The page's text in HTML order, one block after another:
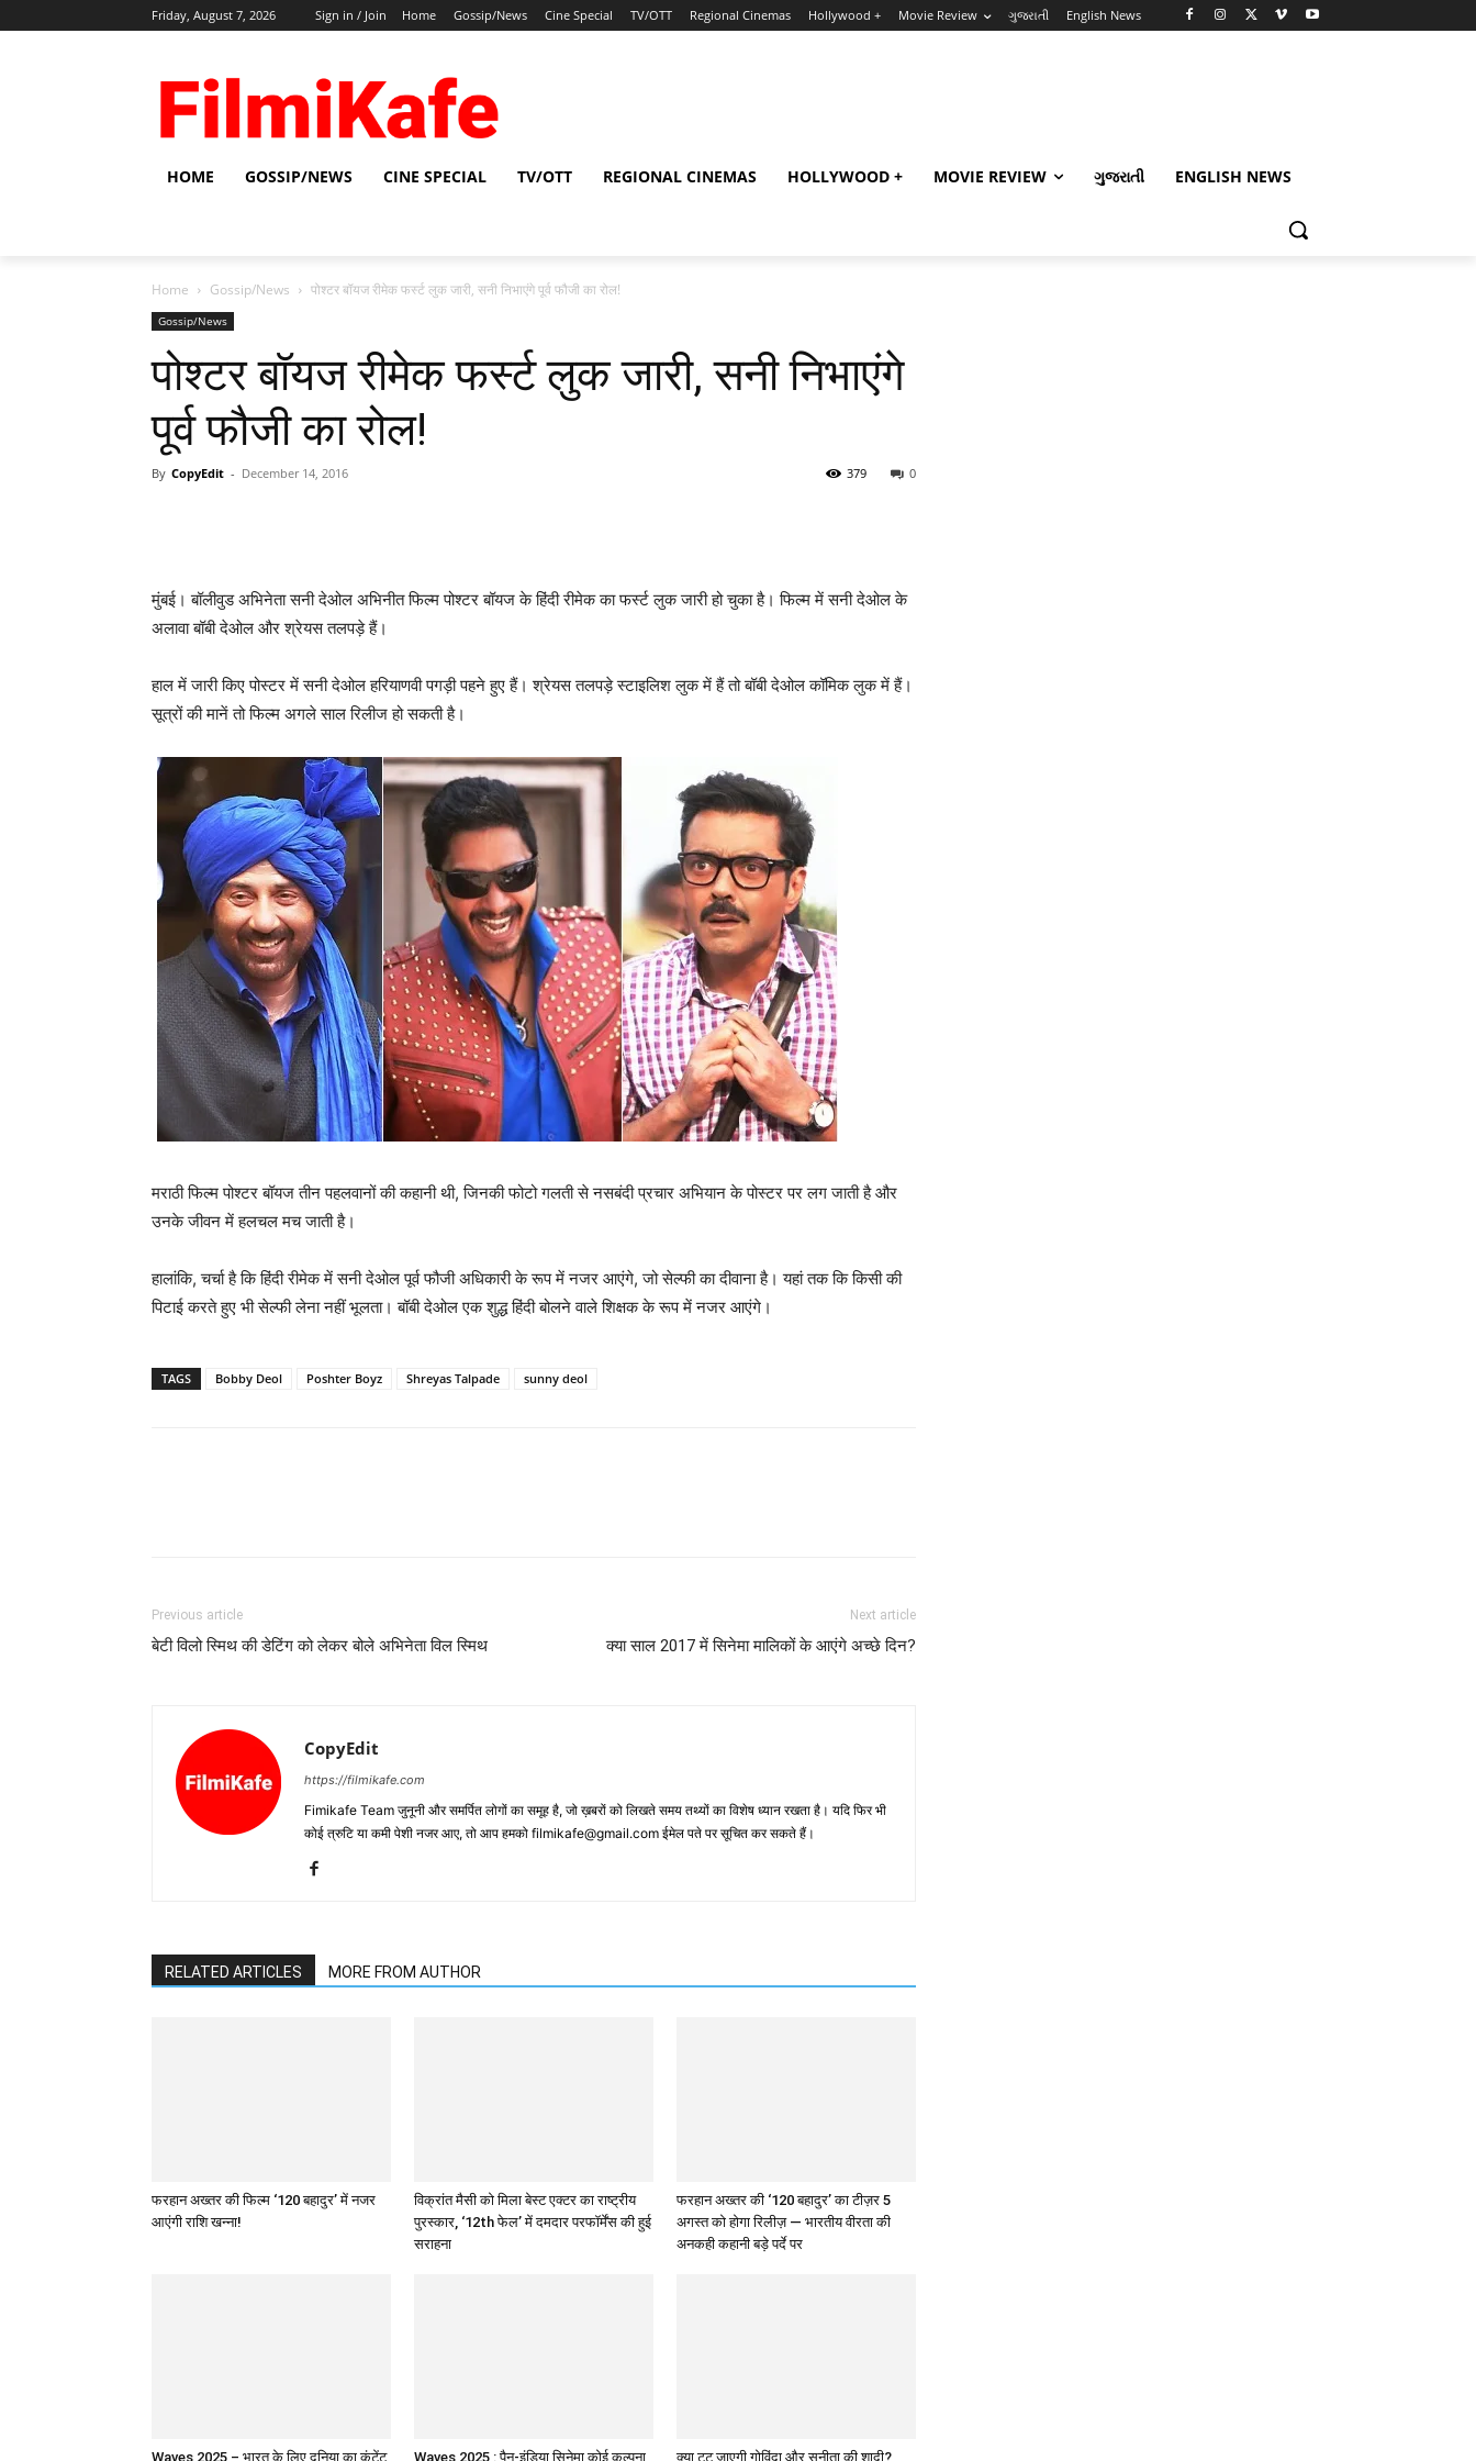
Friday, August 7, 2026 Sign in / Join Home Gossip/News Cine Special TV/OTT Regional Cinemas Hollywood + Movie Review ગુજરાતી English News
HOME GOSSIP/NEWS CINE SPECIAL TV/OTT REGIONAL CINEMAS HOLLYWOOD + MOVIE REVIEW ગુજરાતી ENGLISH NEWS
Home Gossip/News पोश्‍टर बॉयज रीमेक फर्स्‍ट लुक जारी, सनी निभाएंगे पूर्व फौजी का रोल!
Gossip/News
पोश्‍टर बॉयज रीमेक फर्स्‍ट लुक जारी, सनी निभाएंगे
पूर्व फौजी का रोल!
By CopyEdit - December 14, 2016 0
379
मुंबई। बॉलीवुड अभिनेता सनी देओल अभिनीत फिल्‍म पोश्‍टर बॉयज के हिंदी रीमेक का फर्स्‍ट लुक जारी हो चुका है। फिल्‍म में सनी देओल के
अलावा बॉबी देओल और श्रेयस तलपड़े हैं।
हाल में जारी किए पोस्‍टर में सनी देओल हरियाणवी पगड़ी पहने हुए हैं। श्रेयस तलपड़े स्‍टाइलिश लुक में हैं तो बॉबी देओल कॉमिक लुक में हैं।
सूत्रों की मानें तो फिल्‍म अगले साल रिलीज हो सकती है।
मराठी फिल्‍म पोश्‍टर बॉयज तीन पहलवानों की कहानी थी, जिनकी फोटो गलती से नसबंदी प्रचार अभियान के पोस्‍टर पर लग जाती है और
उनके जीवन में हलचल मच जाती है।
हालांकि, चर्चा है कि हिंदी रीमेक में सनी देओल पूर्व फौजी अधिकारी के रूप में नजर आएंगे, जो सेल्‍फी का दीवाना है। यहां तक कि किसी की
पिटाई करते हुए भी सेल्‍फी लेना नहीं भूलता। बॉबी देओल एक शुद्ध हिंदी बोलने वाले शिक्षक के रूप में नजर आएंगे।
TAGS Bobby Deol Poshter Boyz Shreyas Talpade sunny deol
Previous article
बेटी विलो स्‍मिथ की डेटिंग को लेकर बोले अभिनेता विल स्‍मिथ
Next article
क्‍या साल 2017 में सिनेमा मालिकों के आएंगे अच्‍छे दिन?
CopyEdit
https://filmikafe.com
Fimikafe Team जुनूनी और समर्पित लोगों का समूह है, जो ख़बरों को लिखते समय तथ्‍यों का विशेष ध्‍यान रखता है। यदि फिर भी
कोई त्रुटि या कमी पेशी नजर आए, तो आप हमको filmikafe@gmail.com ईमेल पते पर सूचित कर सकते हैं।
RELATED ARTICLES MORE FROM AUTHOR
फरहान अख्तर की फिल्म ‘120 बहादुर’ में नजर
आएंगी राशि खन्ना!
विक्रांत मैसी को मिला बेस्ट एक्टर का राष्ट्रीय
पुरस्कार, ‘12th फेल’ में दमदार परफॉर्मेंस की हुई
सराहना
फरहान अख्तर की ‘120 बहादुर’ का टीज़र 5
अगस्त को होगा रिलीज़ — भारतीय वीरता की
अनकही कहानी बड़े पर्दे पर
Waves 2025 – भारत के लिए दुनिया का कंटेंट Waves 2025 : पैन-इंडिया सिनेमा कोई कल्पना क्या टूट जाएगी गोविंदा और सुनीता की शादी?